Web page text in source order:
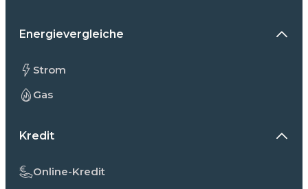
Energievergleiche
Strom
Gas
Kredit
Online-Kredit